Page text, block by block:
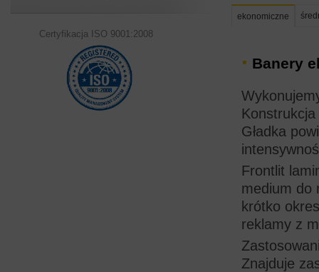
Certyfikacja ISO 9001:2008
ekonomiczne
Banery
Gładka
Frontlit
medium do
krótko
reklamy z
Znajduje